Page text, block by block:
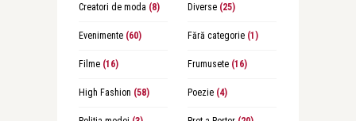
Creatori de moda (8) Diverse(25)
Evenimente(60) Fără categorie(1)
Filme(16) Frumusete(16)
High Fashion (58) Poezie(4)